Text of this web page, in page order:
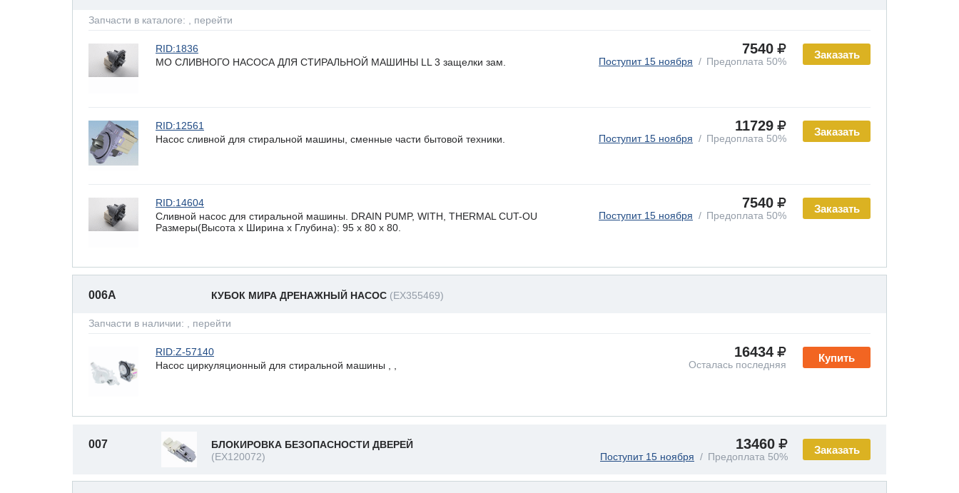
Запчасти в каталоге: , перейти
Заказать
RID:1836
МО СЛИВНОГО НАСОСА ДЛЯ СТИРАЛЬНОЙ МАШИНЫ LL 3 защелки зам.
7540
Поступит 15 ноября Предоплата 50%
Заказать
RID:12561
Насос сливной для стиральной машины, сменные части бытовой техники.
11729
Поступит 15 ноября Предоплата 50%
Заказать
RID:14604
Сливной насос для стиральной машины. DRAIN PUMP, WITH, THERMAL CUT-OU
Размеры(Высота х Ширина х Глубина): 95 x 80 х 80.
7540
Поступит 15 ноября Предоплата 50%
006A КУБОК МИРА ДРЕНАЖНЫЙ НАСОС (EX355469)
Запчасти в наличии: , перейти
Купить
RID:Z-57140
Насос циркуляционный для стиральной машины , ,
16434
Осталась последняя
Заказать
007
БЛОКИРОВКА БЕЗОПАСНОСТИ ДВЕРЕЙ
(EX120072)
13460
Поступит 15 ноября Предоплата 50%